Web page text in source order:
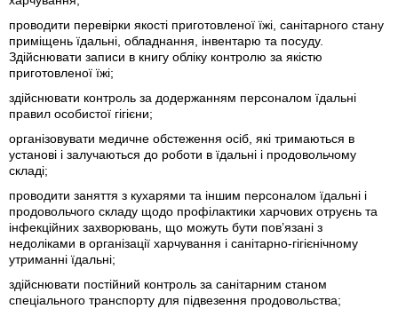
проводити перевірки якості приготовленої їжі, санітарного стану
приміщень їдальні, обладнання, інвентарю та посуду.
Здійснювати записи в книгу обліку контролю за якістю
приготовленої їжі;
здійснювати контроль за додержанням персоналом їдальні
правил особистої гігієни;
організовувати медичне обстеження осіб, які тримаються в
установі і залучаються до роботи в їдальні і продовольчому
складі;
проводити заняття з кухарями та іншим персоналом їдальні і
продовольчого складу щодо профілактики харчових отруєнь та
інфекційних захворювань, що можуть бути пов’язані з
недоліками в організації харчування і санітарно-гігієнічному
утриманні їдальні;
здійснювати постійний контроль за санітарним станом
спеціального транспорту для підвезення продовольства;